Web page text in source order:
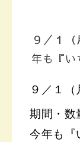
９／１
年も『
９／１
期間・数
今年も『